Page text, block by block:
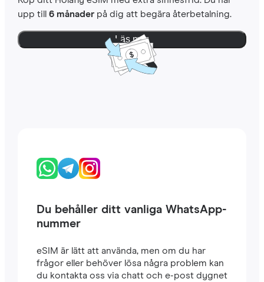
upp till 6 månaderpå dig att begära återbetalning.
Läs mer
Du behåller ditt vanliga WhatsApp-
nummer
eSIM är lätt att använda, men om du har
frågor eller behöver lösa några problem kan
du kontakta oss via chatt och e-post dygnet